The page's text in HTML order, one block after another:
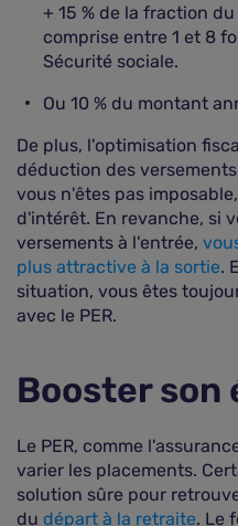
+ 15 % de la fraction
comprise entre 1 et 8
Sécurité sociale.
Ou 10 % du montant
De plus, l'optimisation
déduction des
vous n'êtes pas
d'intérêt. En revanche, si
versements à l'entrée,
plus attractive à la sortie.
situation, vous êtes
avec le PER.
Booster son
Le PER, comme
varier les placements.
solution sûre pour
du départ à la retraite. Le